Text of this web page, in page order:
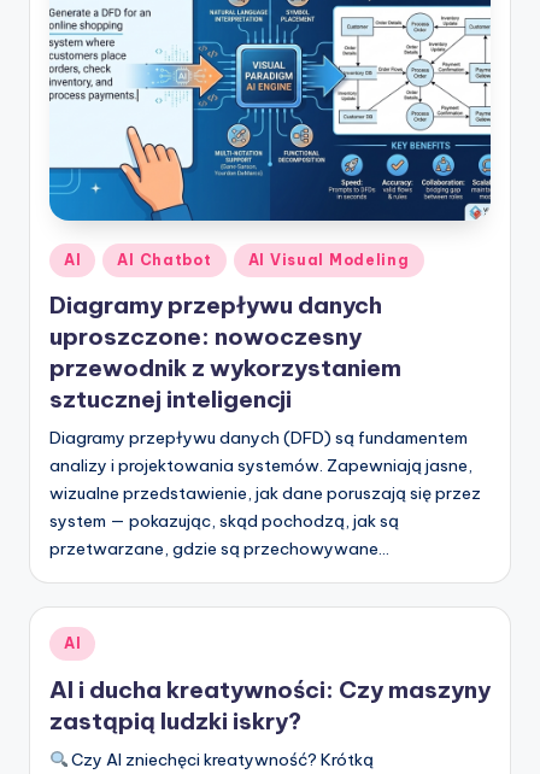
Posted
in
AI AI Chatbot AI Visual Modeling
Diagramy przepływu danych
uproszczone: nowoczesny
przewodnik z wykorzystaniem
sztucznej inteligencji
Diagramy przepływu danych (DFD) są fundamentem
analizy i projektowania systemów. Zapewniają jasne,
wizualne przedstawienie, jak dane poruszają się przez
system — pokazując, skąd pochodzą, jak są
przetwarzane, gdzie są przechowywane…
Posted
in
AI
AI i ducha kreatywności: Czy maszyny
zastąpią ludzki iskry?
Czy AI zniechęci kreatywność? Krótką